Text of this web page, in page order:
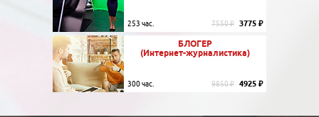
253 час. 7550 ₽ 3775 ₽
БЛОГЕР
(Интернет-журналистика)
300 час. 9850 ₽ 4925 ₽